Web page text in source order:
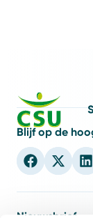
Blijf op de